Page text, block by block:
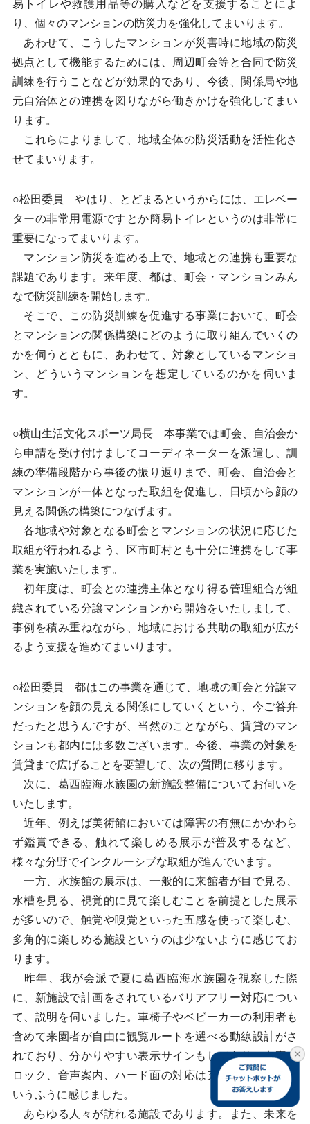
易トイレや救護用品等の購入などを支援することによ
り、個々のマンションの防災力を強化してまいります。
あわせて、こうしたマンションが災害時に地域の防災
拠点として機能するためには、周辺町会等と合同で防災
訓練を行うことなどが効果的であり、今後、関係局や地
元自治体との連携を図りながら働きかけを強化してまい
ります。
これらによりまして、地域全体の防災活動を活性化さ
せてまいります。
○松田委員 やはり、とどまるというからには、エレベー
ターの非常用電源ですとか簡易トイレというのは非常に
重要になってまいります。
マンション防災を進める上で、地域との連携も重要な
課題であります。来年度、都は、町会・マンションみん
なで防災訓練を開始します。
そこで、この防災訓練を促進する事業において、町会
とマンションの関係構築にどのように取り組んでいくの
かを伺うとともに、あわせて、対象としているマンショ
ン、どういうマンションを想定しているのかを伺いま
す。
○横山生活文化スポーツ局長 本事業では町会、自治会か
ら申請を受け付けましてコーディネーターを派遣し、訓
練の準備段階から事後の振り返りまで、町会、自治会と
マンションが一体となった取組を促進し、日頃から顔の
見える関係の構築につなげます。
各地域や対象となる町会とマンションの状況に応じた
取組が行われるよう、区市町村とも十分に連携をして事
業を実施いたします。
初年度は、町会との連携主体となり得る管理組合が組
織されている分譲マンションから開始をいたしまして、
事例を積み重ねながら、地域における共助の取組が広が
るよう支援を進めてまいります。
○松田委員 都はこの事業を通じて、地域の町会と分譲マ
ンションを顔の見える関係にしていくという、今ご答弁
だったと思うんですが、当然のことながら、賃貸のマン
ションも都内には多数ございます。今後、事業の対象を
賃貸まで広げることを要望して、次の質問に移ります。
次に、葛西臨海水族園の新施設整備についてお伺いを
いたします。
近年、例えば美術館においては障害の有無にかかわら
ず鑑賞できる、触れて楽しめる展示が普及するなど、
様々な分野でインクルーシブな取組が進んでいます。
一方、水族館の展示は、一般的に来館者が目で見る、
水槽を見る、視覚的に見て楽しむことを前提とした展示
が多いので、触覚や嗅覚といった五感を使って楽しむ、
多角的に楽しめる施設というのは少ないように感じてお
ります。
昨年、我が会派で夏に葛西臨海水族園を視察した際
に、新施設で計画をされているバリアフリー対応につい
て、説明を伺いました。車椅子やベビーカーの利用者も
含めて来園者が自由に観覧ルートを選べる動線設計がさ
れており、分かりやすい表示サインもしてあり、点字ブ
ロック、音声案内、ハード面の対応は充実をしていると
いうふうに感じました。
あらゆる人々が訪れる施設であります。また、未来を